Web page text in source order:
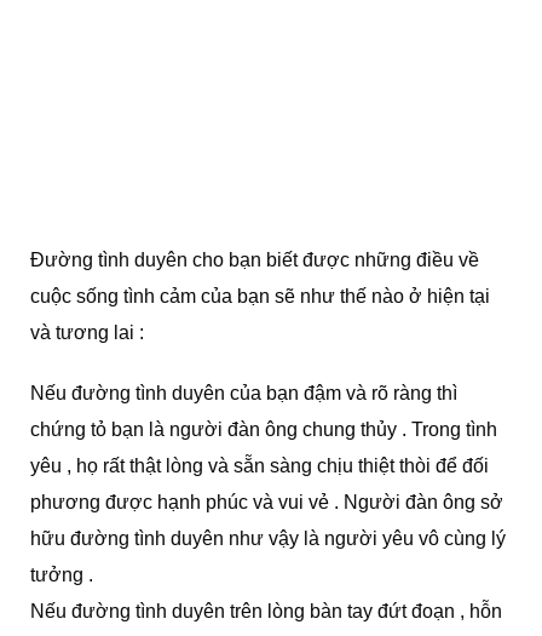
Đường tình duyên cho bạn biết được những điều về
cuộc sống tình cảm của bạn sẽ như thế nào ở hiện tại
và tương lai :
Nếu đường tình duyên của bạn đậm và rõ ràng thì
chứng tỏ bạn là người đàn ông chung thủy . Trong tình
yêu , họ rất thật lòng và sẵn sàng chịu thiệt thòi để đối
phương được hạnh phúc và vui vẻ . Người đàn ông sở
hữu đường tình duyên như vậy là người yêu vô cùng lý
tưởng .
Nếu đường tình duyên trên lòng bàn tay đứt đoạn , hỗn